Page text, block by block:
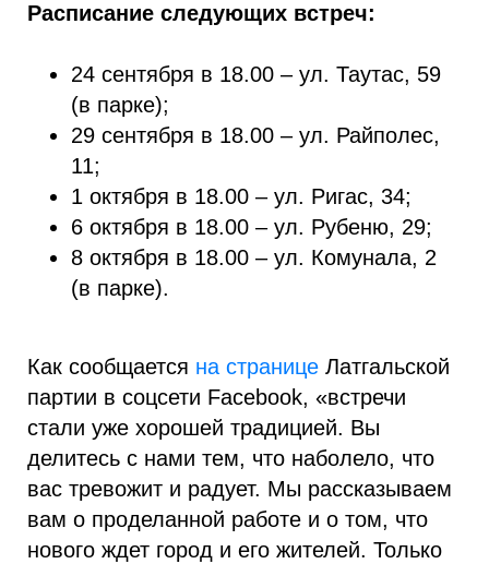
Расписание следующих встреч:
24 сентября в 18.00 – ул. Таутас, 59
(в парке);
29 сентября в 18.00 – ул. Райполес,
11;
1 октября в 18.00 – ул. Ригас, 34;
6 октября в 18.00 – ул. Рубеню, 29;
8 октября в 18.00 – ул. Комунала, 2
(в парке).
Как сообщается на странице Латгальской
партии в соцсети Facebook, «встречи
стали уже хорошей традицией. Вы
делитесь с нами тем, что наболело, что
вас тревожит и радует. Мы рассказываем
вам о проделанной работе и о том, что
нового ждет город и его жителей. Только